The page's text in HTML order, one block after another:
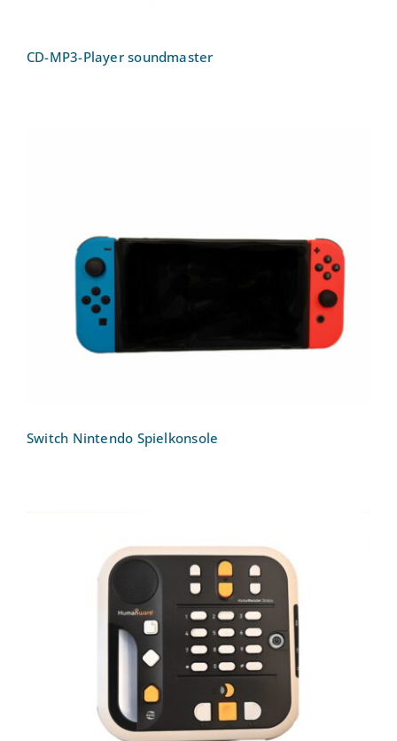
CD-MP3-Player soundmaster
Switch Nintendo Spielkonsole
Switch Nintendo Spielkonsole
Daisy-MP3-player Victor Reader Stratus
12M